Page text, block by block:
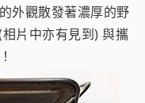
外觀散發著濃厚的野
片中亦有見到) 與攜